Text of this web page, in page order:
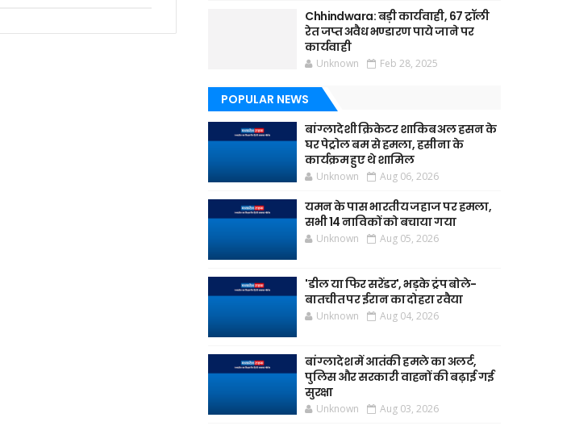
Chhindwara: बड़ी कार्यवाही, 67 ट्रॉली
रेत जप्त अवैध भण्डारण पाये जाने पर
कार्यवाही
Unknown Feb 28, 2025
POPULAR NEWS
बांग्लादेशी क्रिकेटर शाकिब अल हसन के
घर पेट्रोल बम से हमला, हसीना के
कार्यक्रम हुए थे शामिल
Unknown Aug 06, 2026
यमन के पास भारतीय जहाज पर हमला,
सभी 14 नाविकों को बचाया गया
Unknown Aug 05, 2026
'डील या फिर सरेंडर', भड़के ट्रंप बोले-
बातचीत पर ईरान का दोहरा रवैया
Unknown Aug 04, 2026
बांग्लादेश में आतंकी हमले का अलर्ट,
पुलिस और सरकारी वाहनों की बढ़ाई गई
सुरक्षा
Unknown Aug 03, 2026